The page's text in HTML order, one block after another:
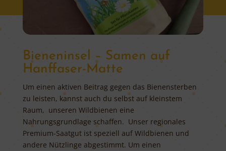
Bieneninsel – Samen auf
Hanffaser-Matte
Um einen aktiven Beitrag gegen das Bienensterben
zu leisten, kannst auch du selbst auf kleinstem
Raum, unseren Wildbienen eine
Nahrungsgrundlage schaffen. Unser regionales
Premium-Saatgut ist speziell auf Wildbienen und
andere Nützlinge abgestimmt. Um einen